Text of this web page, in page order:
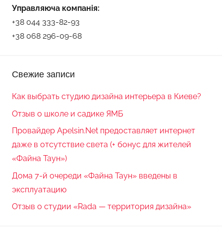
Управляюча компанія:
+38 044 333-82-93
+38 068 296-09-68
Свежие записи
Как выбрать студию дизайна интерьера в Киеве?
Отзыв о школе и садике ЯМБ
Провайдер Apelsin.Net предоставляет интернет
даже в отсутствие света (+ бонус для жителей
«Файна Таун»)
Дома 7-й очереди «Файна Таун» введены в
эксплуатацию
Отзыв о студии «Rada — территория дизайна»